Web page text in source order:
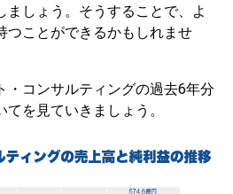
ましょう。そうすることで、よ
つことができるかもしれませ
・コンサルティングの過去6年分
を見ていきましょう。